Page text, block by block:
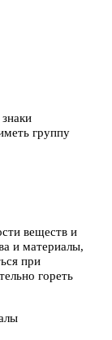
группу
веществ и
и материалы,
при
гореть